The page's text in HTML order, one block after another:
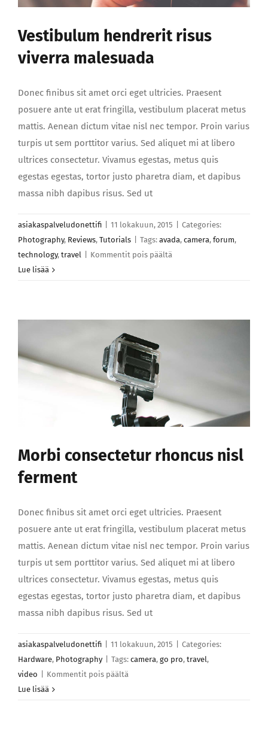
Vestibulum hendrerit risus
viverra malesuada
Donec finibus sit amet orci eget ultricies. Praesent
posuere ante ut erat fringilla, vestibulum placerat metus
mattis. Aenean dictum vitae nisl nec tempor. Proin varius
turpis ut sem porttitor varius. Sed aliquet mi at libero
ultrices consectetur. Vivamus egestas, metus quis
egestas egestas, tortor justo pharetra diam, et dapibus
massa nibh dapibus risus. Sed ut
asiakaspalveludonettifi 11 lokakuun, 2015
Categories:
Photography, Reviews, Tutorials Tags: avada, camera, forum,
technology, travel Kommentit pois päältä
Lue lisää
Morbi consectetur rhoncus nisl
ferment
Donec finibus sit amet orci eget ultricies. Praesent
posuere ante ut erat fringilla, vestibulum placerat metus
mattis. Aenean dictum vitae nisl nec tempor. Proin varius
turpis ut sem porttitor varius. Sed aliquet mi at libero
ultrices consectetur. Vivamus egestas, metus quis
egestas egestas, tortor justo pharetra diam, et dapibus
massa nibh dapibus risus. Sed ut
asiakaspalveludonettifi 11 lokakuun, 2015
Categories:
Hardware, Photography Tags: camera, go pro, travel,
video
Kommentit pois päältä
Lue lisää